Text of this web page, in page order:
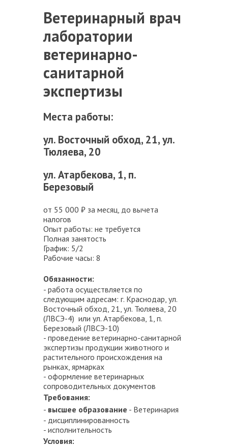
Ветеринарный врач
лаборатории
ветеринарно-
санитарной
экспертизы
Места работы:
ул. Восточный обход, 21, ул.
Тюляева, 20
ул. Атарбекова, 1, п.
Березовый
от 55 000 ₽ за месяц, до вычета
налогов
Опыт работы: не требуется
Полная занятость
График: 5/2
Рабочие часы: 8
Обязанности:
- работа осуществляется по
следующим адресам: г. Краснодар, ул.
Восточный обход, 21, ул. Тюляева, 20
(ЛВСЭ-4) или ул. Атарбекова, 1, п.
Березовый (ЛВСЭ-10)
- проведение ветеринарно-санитарной
экспертизы продукции животного и
растительного происхождения на
рынках, ярмарках
- оформление ветеринарных
сопроводительных документов
Требования:
- высшее образование - Ветеринария
- дисциплинированность
- исполнительность
Условия: